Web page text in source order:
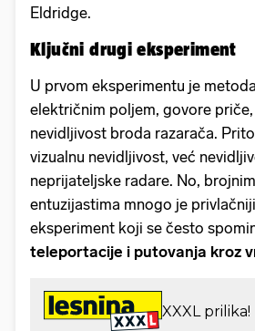
Eldridge.
Ključni drugi eksperiment
U prvom eksperimentu je
električnim poljem, govore
nevidljivost broda razarača.
vizualnu nevidljivost, već
neprijateljske radare. No,
entuzijastima mnogo je
eksperiment koji se često
teleportacije i putovanja kroz